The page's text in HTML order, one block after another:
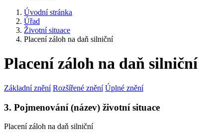
Úvodní stránka
Úřad
Životní situace
Placení záloh na daň silniční
Placení záloh na daň silniční
Základní znění Rozšířené znění Úplné znění
3. Pojmenování (název) životní situace
Placení záloh na daň silniční